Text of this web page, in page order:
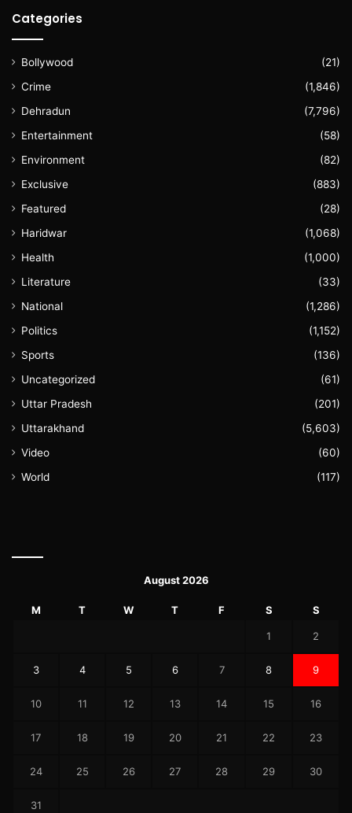
Categories
Bollywood
(21)
Crime
(1,846)
Dehradun
(7,796)
Entertainment
(58)
Environment
(82)
Exclusive
(883)
Featured
(28)
Haridwar
(1,068)
Health
(1,000)
Literature
(33)
National
(1,286)
Politics
(1,152)
Sports
(136)
Uncategorized
(61)
Uttar Pradesh
(201)
Uttarakhand
(5,603)
Video
(60)
World
(117)
August 2026
M T W T F S S
1 2
3 4 5 6 7 8 9
10 11 12 13 14 15 16
17 18 19 20 21 22 23
24 25 26 27 28 29 30
31